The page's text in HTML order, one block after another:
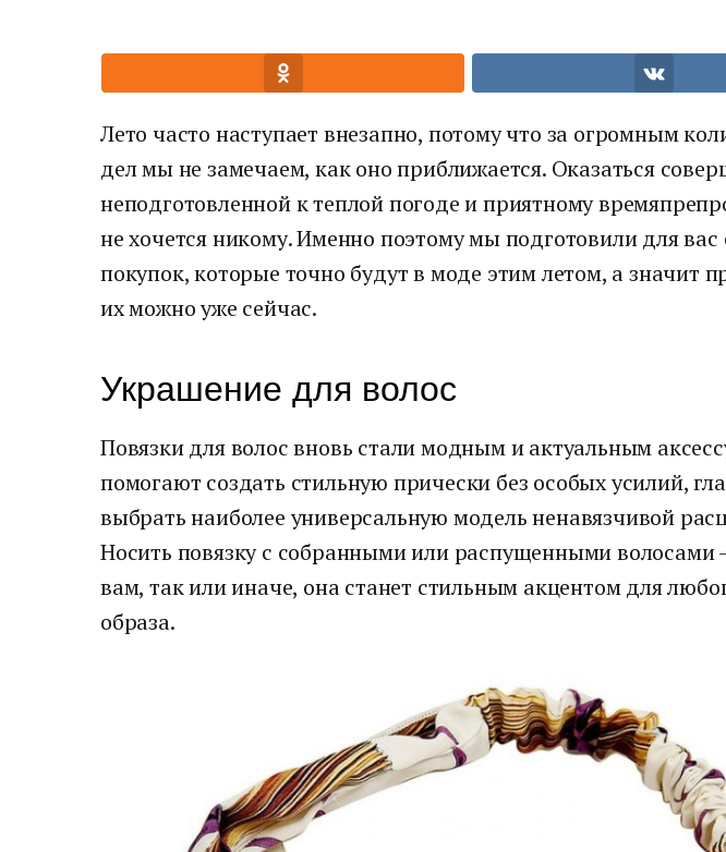
Лето часто наступает внезапно, потому что за огромным
дел мы не замечаем, как оно приближается. Оказаться
неподготовленной к теплой погоде и приятному
не хочется никому. Именно поэтому мы подготовили для вас
покупок, которые точно будут в моде этим летом, а значит
их можно уже сейчас.
Украшение для волос
Повязки для волос вновь стали модным и актуальным
помогают создать стильную прически без особых усилий,
выбрать наиболее универсальную модель ненавязчивой
Носить повязку с собранными или распущенными волосами
вам, так или иначе, она станет стильным акцентом для
образа.